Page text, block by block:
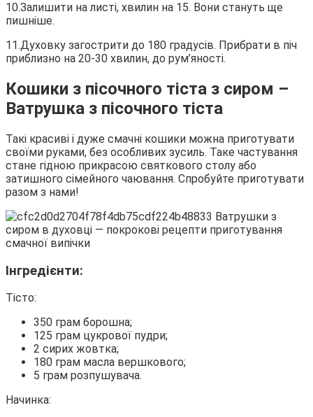
10.Залишити на листі, хвилин на 15. Вони стануть ще
пишніше.
11.Духовку загострити до 180 градусів. Прибрати в піч
приблизно на 20-30 хвилин, до рум’яності.
Кошики з пісочного тіста з сиром –
Ватрушка з пісочного тіста
Такі красиві і дуже смачні кошики можна приготувати
своїми руками, без особливих зусиль. Таке частування
стане гідною прикрасою святкового столу або
затишного сімейного чаювання. Спробуйте приготувати
разом з нами!
Інгредієнти:
Тісто:
350 грам борошна;
125 грам цукрової пудри;
2 сирих жовтка;
180 грам масла вершкового;
5 грам розпушувача.
Начинка: